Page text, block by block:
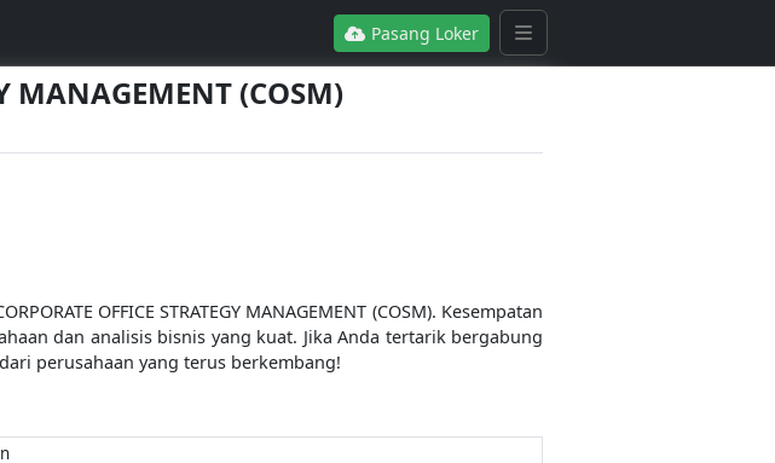
Pasang Loker
MANAGEMENT (COSM)
OFFICE STRATEGY MANAGEMENT (COSM). Kesempatan
dan analisis bisnis yang kuat. Jika Anda tertarik bergabung
perusahaan yang terus berkembang!